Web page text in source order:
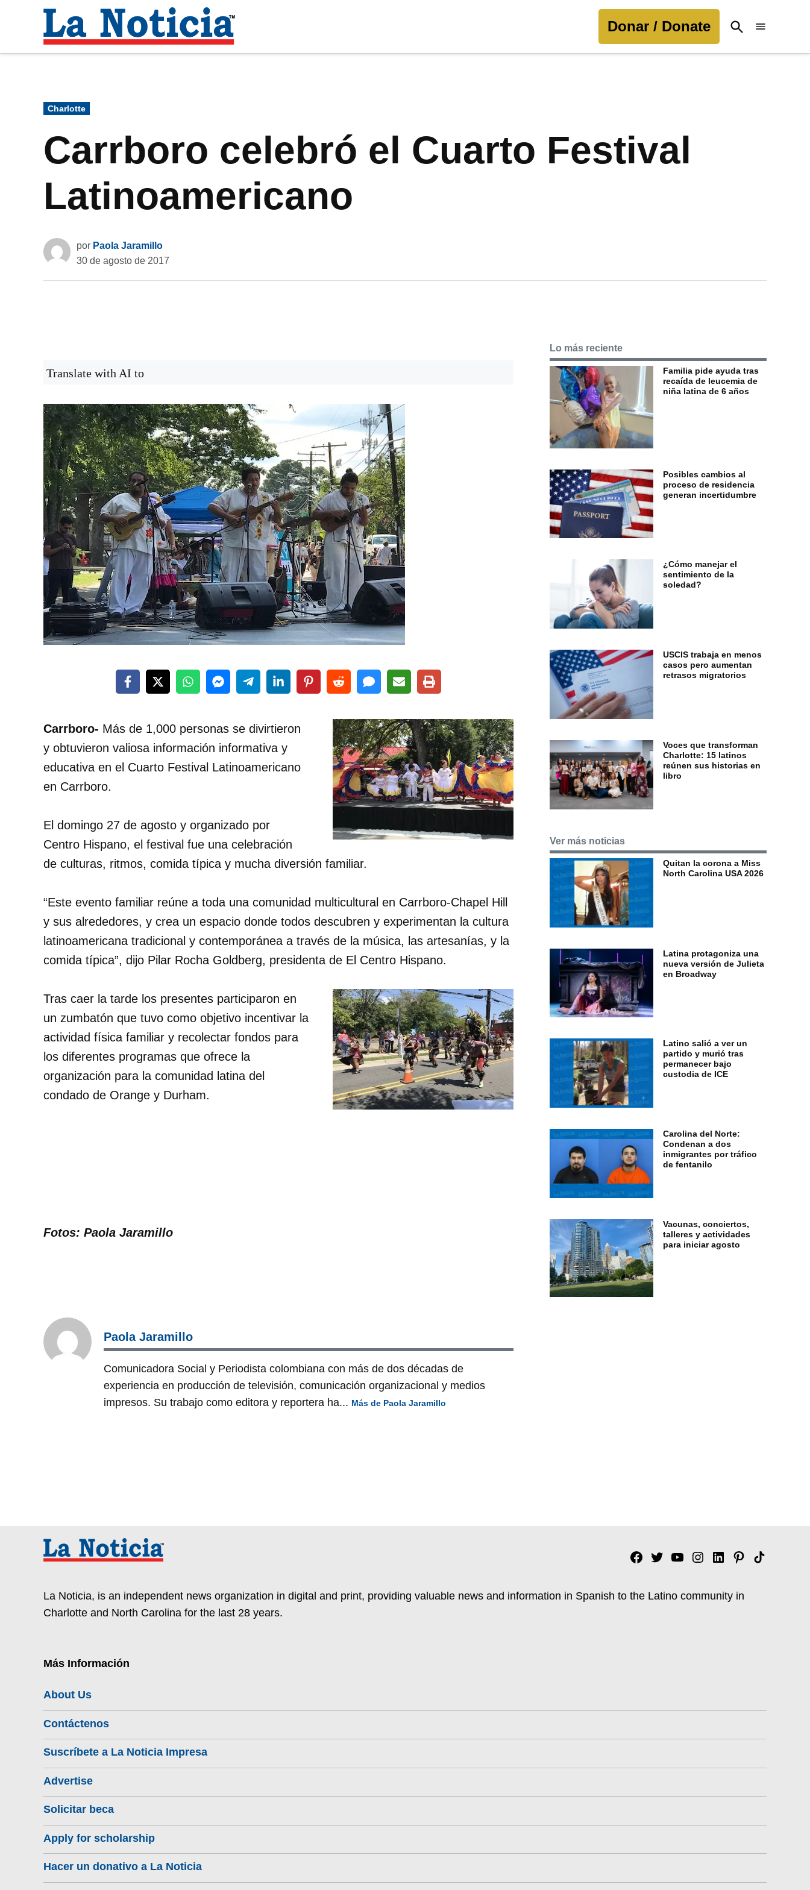
contenido
Noticia
Donar / Donate
Open
Search
Publicado
en
Charlotte
Carrboro celebró el Cuarto Festival
Latinoamericano
por Paola Jaramillo
30 de agosto de 2017
Translate with AI to
Carrboro- Más de 1,000 personas se divirtieron
y obtuvieron valiosa información informativa y
educativa en el Cuarto Festival Latinoamericano
en Carrboro.
El domingo 27 de agosto y organizado por
Centro Hispano, el festival fue una celebración
de culturas, ritmos, comida típica y mucha diversión familiar.
“Este evento familiar reúne a toda una comunidad multicultural en Carrboro-Chapel Hill
y sus alrededores, y crea un espacio donde todos descubren y experimentan la cultura
latinoamericana tradicional y contemporánea a través de la música, las artesanías, y la
comida típica”, dijo Pilar Rocha Goldberg, presidenta de El Centro Hispano.
Tras caer la tarde los presentes participaron en
un zumbatón que tuvo como objetivo incentivar la
actividad física familiar y recolectar fondos para
los diferentes programas que ofrece la
organización para la comunidad latina del
condado de Orange y Durham.
Fotos: Paola Jaramillo
Paola Jaramillo
Comunicadora Social y Periodista colombiana con más de dos décadas de
experiencia en producción de televisión, comunicación organizacional y medios
impresos. Su trabajo como editora y reportera ha... Más de Paola Jaramillo
Lo más reciente
Familia pide ayuda tras
recaída de leucemia de
niña latina de 6 años
Posibles cambios al
proceso de residencia
generan incertidumbre
¿Cómo manejar el
sentimiento de la
soledad?
USCIS trabaja en menos
casos pero aumentan
retrasos migratorios
Voces que transforman
Charlotte: 15 latinos
reúnen sus historias en
libro
Ver más noticias
Quitan la corona a Miss
North Carolina USA 2026
Latina protagoniza una
nueva versión de Julieta
en Broadway
Latino salió a ver un
partido y murió tras
permanecer bajo
custodia de ICE
Carolina del Norte:
Condenan a dos
inmigrantes por tráfico
de fentanilo
Vacunas, conciertos,
talleres y actividades
para iniciar agosto
Facebook
TwitterYouTubeInstagram
Linkedin
Pinterest
Tik
La Noticia, is an independent news organization in digital and print, providing valuable news and information in Spanish to the Latino community in
Charlotte and North Carolina for the last 28 years.
Más Información
About Us
Contáctenos
Suscríbete a La Noticia Impresa
Advertise
Solicitar beca
Apply for scholarship
Hacer un donativo a La Noticia